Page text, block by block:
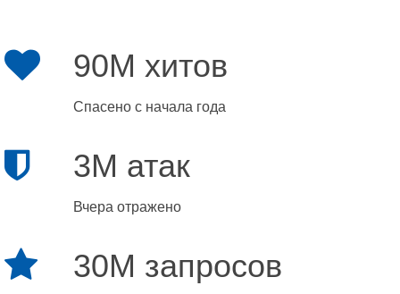
90M хитов
Спасено с начала года
3M атак
Вчера отражено
30M запросов